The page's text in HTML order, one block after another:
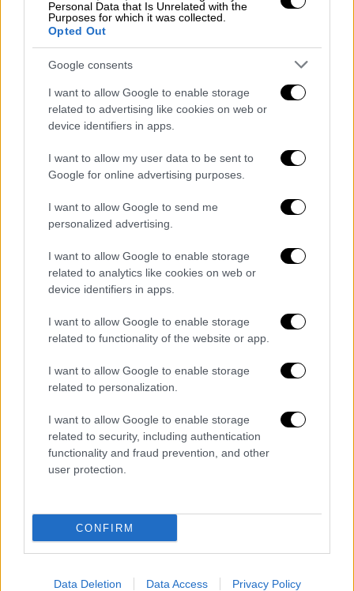
Personal Data that Is Unrelated with the
Purposes for which it was collected.
Opted Out
Google consents
I want to allow Google to enable storage
related to advertising like cookies on web or
device identifiers in apps.
I want to allow my user data to be sent to
Google for online advertising purposes.
I want to allow Google to send me
personalized advertising.
I want to allow Google to enable storage
related to analytics like cookies on web or
device identifiers in apps.
I want to allow Google to enable storage
related to functionality of the website or app.
I want to allow Google to enable storage
related to personalization.
I want to allow Google to enable storage
related to security, including authentication
functionality and fraud prevention, and other
user protection.
CONFIRM
Data Deletion Data Access Privacy Policy
την κούρσα. Χαίρομαι που έκανα ένα
πανελλήνιο ρεκόρ στον ημιτελικό το πρωί.
Στεναχωριέμαι που αυτό δεν ήταν αρκετό.
Δεν μπορούμε να τα έχουμε όλα» είπε
μεταξύ άλλων κλαίγοντας με λυγμούς.
Συγκλονιστική η Άννα
Ντουντουνάκη, για 0.06 η έμεινε
εκτός τελικού στα 100 πεταλούδας
με πανελλήνιο ρεκόρ με 57.25. Δεν
υπάρχει λόγος για δάκρυα 👏👏👏
pic.twitter.com/a1MTULJGmC
— Ηellenic Olympic Committee
(@HellenicOlympic)July 25, 2021
Πανελλήνιες 2021: Μεγάλες ανατροπές
μηχανογραφικού δελτίου
Δεν είναι μόνο ο Αντετοκούνμπο: 9 αθλητές
- θρύλοι που πείνασαν στα παιδικά τους
Δολοφονία στην Θήβα: Στο μικροσκόπιο το
παρελθόν του θύματος - Είχε απασχολήσει
τις Αρχές για υπόθεση ναρκωτικών